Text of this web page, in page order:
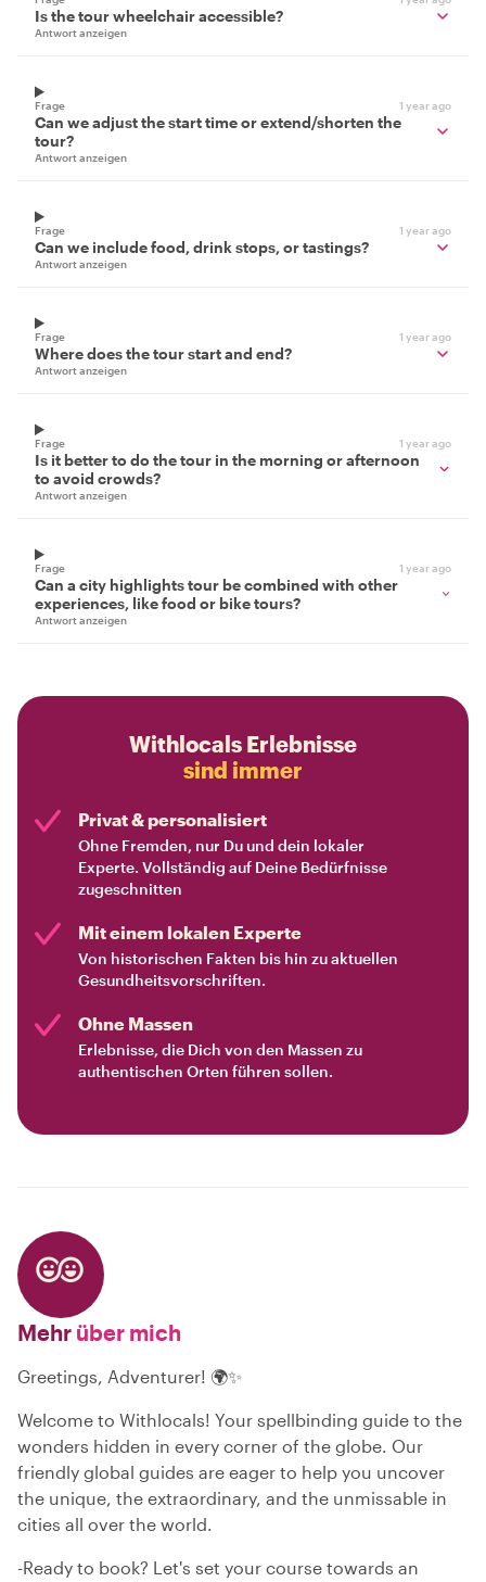
Is the tour wheelchair accessible?
Antwort anzeigen
Frage 1 year ago
Can we adjust the start time or extend/shorten the
tour?
Antwort anzeigen
Frage 1 year ago
Can we include food, drink stops, or tastings?
Antwort anzeigen
Frage 1 year ago
Where does the tour start and end?
Antwort anzeigen
Frage 1 year ago
Is it better to do the tour in the morning or afternoon
to avoid crowds?
Antwort anzeigen
Frage 1 year ago
Can a city highlights tour be combined with other
experiences, like food or bike tours?
Antwort anzeigen
Withlocals Erlebnisse
sind immer
Privat & personalisiert
Ohne Fremden, nur Du und dein lokaler
Experte. Vollständig auf Deine Bedürfnisse
zugeschnitten
Mit einem lokalen Experte
Von historischen Fakten bis hin zu aktuellen
Gesundheitsvorschriften.
Ohne Massen
Erlebnisse, die Dich von den Massen zu
authentischen Orten führen sollen.
Mehr über mich
Greetings, Adventurer! 🌍✨
Welcome to Withlocals! Your spellbinding guide to the
wonders hidden in every corner of the globe. Our
friendly global guides are eager to help you uncover
the unique, the extraordinary, and the unmissable in
cities all over the world.
-Ready to book? Let's set your course towards an